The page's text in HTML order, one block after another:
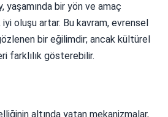
yaşamında bir yön ve amaç
oluşu artar. Bu kavram, evrensel
bir eğilimdir; ancak kültürel
farklılık gösterebilir.
altında yatan mekanizmalar,